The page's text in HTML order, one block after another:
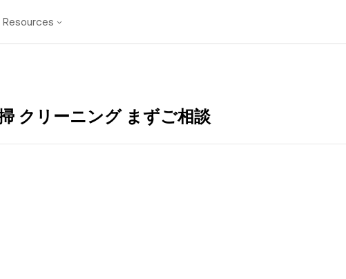
Resources
クリーニング まずご相談